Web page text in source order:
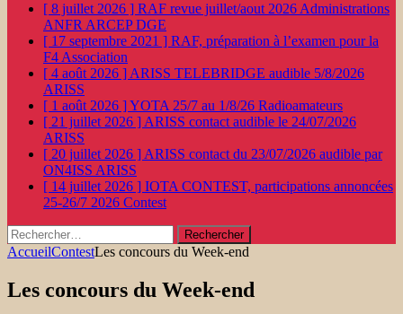
[ 8 juillet 2026 ] RAF revue juillet/aout 2026 Administrations
ANFR ARCEP DGE
[ 17 septembre 2021 ] RAF, préparation à l’examen pour la
F4 Association
[ 4 août 2026 ] ARISS TELEBRIDGE audible 5/8/2026
ARISS
[ 1 août 2026 ]YOTA 25/7 au 1/8/26 Radioamateurs
[ 21 juillet 2026 ] ARISS contact audible le 24/07/2026
ARISS
[ 20 juillet 2026 ] ARISS contact du 23/07/2026 audible par
ON4ISS ARISS
[ 14 juillet 2026 ] IOTA CONTEST, participations annoncées
25-26/7 2026 Contest
Rechercher :
AccueilContestLes concours du Week-end
Les concours du Week-end